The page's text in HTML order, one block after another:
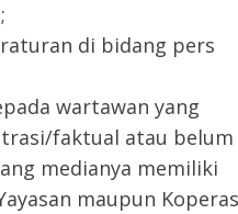
di bidang pers
wartawan yang
faktual atau belum
medianya memiliki
maupun